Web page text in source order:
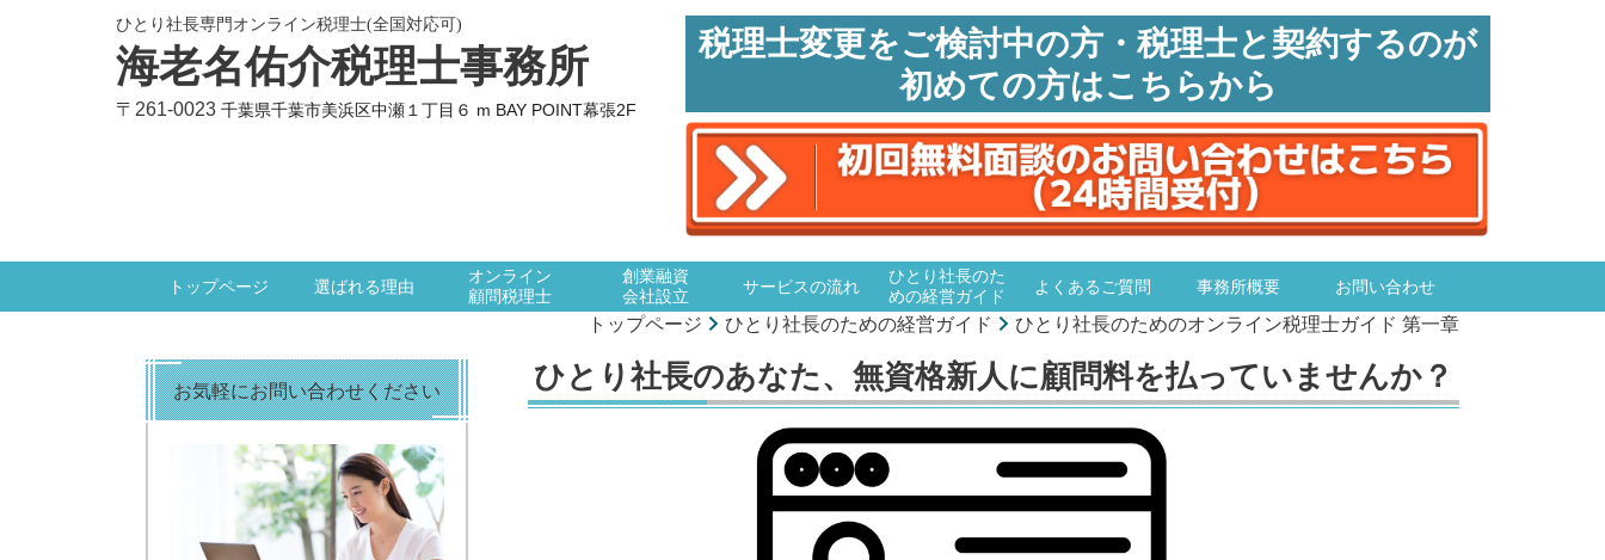
ひとり社長専門オンライン税理士(全国対応可)
海老名佑介税理士事務所
〒261-0023 千葉県千葉市美浜区中瀬１丁目６ m BAY POINT幕張2F
税理士変更をご検討中の方・税理士と契約するのが
初めての方はこちらから
トップページ 選ばれる理由
オンライン
顧問税理士
創業融資
会社設立
サービスの流れ
ひとり社長のた
めの経営ガイド
よくあるご質問 事務所概要 お問い合わせ
トップページ ひとり社長のための経営ガイド ひとり社長のためのオンライン税理士ガイド 第一章
ひとり社長のあなた、無資格新人に顧問料を払っていませんか？
お気軽にお問い合わせください